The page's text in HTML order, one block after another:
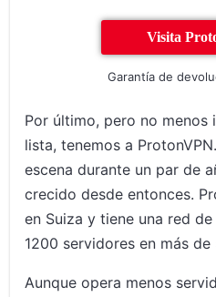
Visita
Garantía de
Por último, pero no menos
lista, tenemos a
escena durante un par de
crecido desde entonces.
en Suiza y tiene una red
1200 servidores en más de
Aunque opera menos